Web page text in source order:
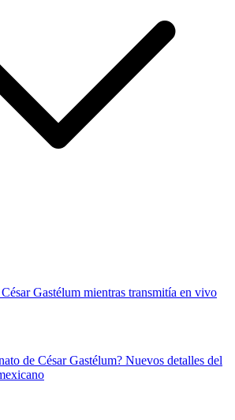
Gastélum mientras transmitía en vivo
de César Gastélum? Nuevos detalles del